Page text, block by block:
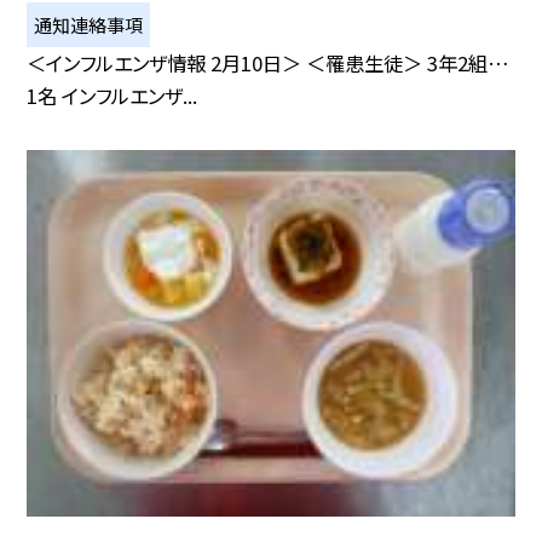
通知連絡事項
＜インフルエンザ情報 2月10日＞ ＜罹患生徒＞ 3年2組…
1名 インフルエンザ...